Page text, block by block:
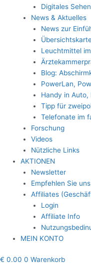
Digitales
News & Aktuelles
News zur
Leuchtmittel
Blog:
PowerLan,
Handy in Auto,
Tipp für
Telefonate im
Forschung
Videos
Nützliche Links
AKTIONEN
Newsletter
Empfehlen Sie
Affiliates
Login
Affiliate Info
MEIN KONTO
€ 0.00 0 Warenkorb